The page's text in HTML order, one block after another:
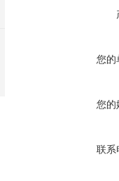
您的
您的
联系